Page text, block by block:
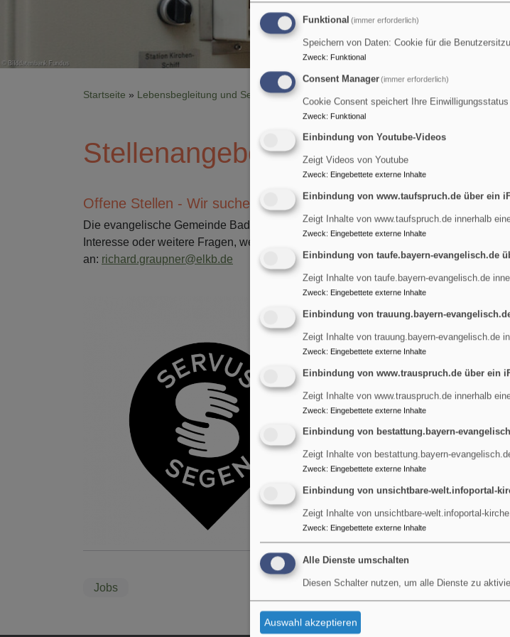
Startseite Lebensbegleitung und Service Stellenangebote
Stellenangebote
Offene Stellen - Wir suchen Sie!
Die evangelische Gemeinde Bad Aibling - Großkarolinenfeld hat mehrere offenen
Interesse oder weitere Fragen, wenden Sie sich an Pfarrer Dr. Richard Graupner
an: richard.graupner@elkb.de
Um festliche und lebendige
Gäste begrüßen und dafür
Mesnerin oder des Mesners.
haben den Mesnerdienst
Vorkenntnisse sind nicht
Austausch-runden im Team
Haben Sie Interesse oder
2228411). Gern können Sie
Jobs
Funktional (immer erforderlich)
Speichern von Daten: Cookie für die
Zweck: Funktional
Consent Manager(immer erforderlich)
Cookie Consent speichert Ihre
Zweck: Funktional
Einbindung von Youtube-Videos
Zeigt Videos von Youtube
Zweck: Eingebettete externe Inhalte
Einbindung von www.taufspruch.de über ein
Zeigt Inhalte von www.taufspruch.de innerhalb
Zweck: Eingebettete externe Inhalte
Einbindung von taufe.bayern-evangelisch.de
Zeigt Inhalte von taufe.bayern-evangelisch.de
Zweck: Eingebettete externe Inhalte
Einbindung von trauung.bayern-
Zeigt Inhalte von trauung.bayern-evangelisch.de
Zweck: Eingebettete externe Inhalte
Einbindung von www.trauspruch.de über ein
Zeigt Inhalte von www.trauspruch.de innerhalb
Zweck: Eingebettete externe Inhalte
Einbindung von bestattung.bayern-
Zeigt Inhalte von bestattung.bayern-
Zweck: Eingebettete externe Inhalte
Einbindung von unsichtbare-welt.infoportal-
Zeigt Inhalte von unsichtbare-welt.infoportal-
Zweck: Eingebettete externe Inhalte
Alle Dienste umschalten
Diesen Schalter nutzen, um alle Dienste zu
Auswahl akzeptieren